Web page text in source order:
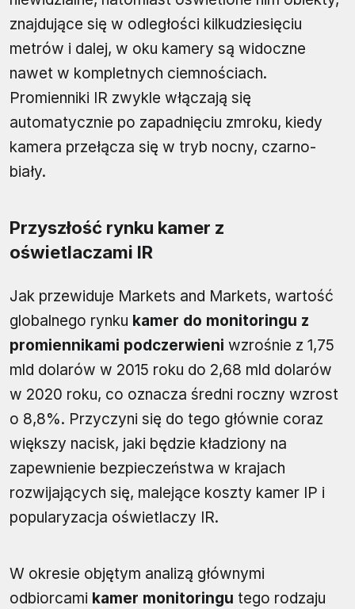
znajdujące się w odległości kilkudziesięciu
metrów i dalej, w oku kamery są widoczne
nawet w kompletnych ciemnościach.
Promienniki IR zwykle włączają się
automatycznie po zapadnięciu zmroku, kiedy
kamera przełącza się w tryb nocny, czarno-
biały.
Przyszłość rynku kamer z
oświetlaczami IR
Jak przewiduje Markets and Markets, wartość
globalnego rynku kamer do monitoringu z
promiennikami podczerwieni wzrośnie z 1,75
mld dolarów w 2015 roku do 2,68 mld dolarów
w 2020 roku, co oznacza średni roczny wzrost
o 8,8%. Przyczyni się do tego głównie coraz
większy nacisk, jaki będzie kładziony na
zapewnienie bezpieczeństwa w krajach
rozwijających się, malejące koszty kamer IP i
popularyzacja oświetlaczy IR.
W okresie objętym analizą głównymi
odbiorcami kamer monitoringu tego rodzaju